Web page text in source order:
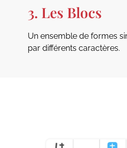
3. Les Blocs
Un ensemble de formes
par différents caractères.